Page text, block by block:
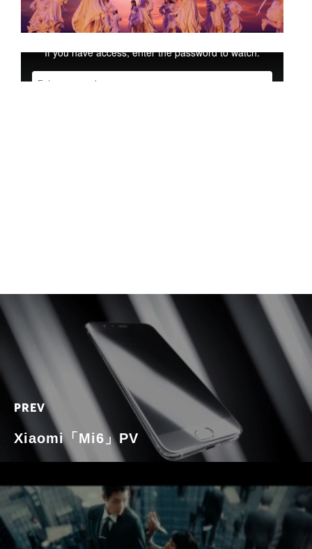
パスワード制限している実績の閲覧方法に関しましてはコンタ
クトフォームよりお問い合わせ下さい。
PREV
Xiaomi「Mi6」PV